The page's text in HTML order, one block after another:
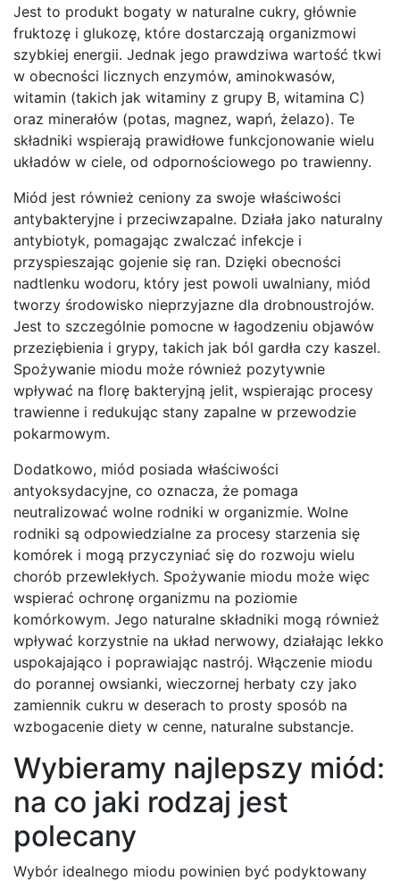
Jest to produkt bogaty w naturalne cukry, głównie
fruktozę i glukozę, które dostarczają organizmowi
szybkiej energii. Jednak jego prawdziwa wartość tkwi
w obecności licznych enzymów, aminokwasów,
witamin (takich jak witaminy z grupy B, witamina C)
oraz minerałów (potas, magnez, wapń, żelazo). Te
składniki wspierają prawidłowe funkcjonowanie wielu
układów w ciele, od odpornościowego po trawienny.
Miód jest również ceniony za swoje właściwości
antybakteryjne i przeciwzapalne. Działa jako naturalny
antybiotyk, pomagając zwalczać infekcje i
przyspieszając gojenie się ran. Dzięki obecności
nadtlenku wodoru, który jest powoli uwalniany, miód
tworzy środowisko nieprzyjazne dla drobnoustrojów.
Jest to szczególnie pomocne w łagodzeniu objawów
przeziębienia i grypy, takich jak ból gardła czy kaszel.
Spożywanie miodu może również pozytywnie
wpływać na florę bakteryjną jelit, wspierając procesy
trawienne i redukując stany zapalne w przewodzie
pokarmowym.
Dodatkowo, miód posiada właściwości
antyoksydacyjne, co oznacza, że pomaga
neutralizować wolne rodniki w organizmie. Wolne
rodniki są odpowiedzialne za procesy starzenia się
komórek i mogą przyczyniać się do rozwoju wielu
chorób przewlekłych. Spożywanie miodu może więc
wspierać ochronę organizmu na poziomie
komórkowym. Jego naturalne składniki mogą również
wpływać korzystnie na układ nerwowy, działając lekko
uspokajająco i poprawiając nastrój. Włączenie miodu
do porannej owsianki, wieczornej herbaty czy jako
zamiennik cukru w deserach to prosty sposób na
wzbogacenie diety w cenne, naturalne substancje.
Wybieramy najlepszy miód:
na co jaki rodzaj jest
polecany
Wybór idealnego miodu powinien być podyktowany